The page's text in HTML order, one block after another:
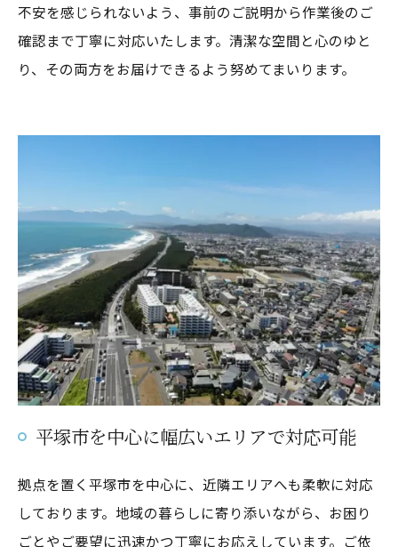
不安を感じられないよう、事前のご説明から作業後のご
確認まで丁寧に対応いたします。清潔な空間と心のゆと
り、その両方をお届けできるよう努めてまいります。
平塚市を中心に幅広いエリアで対応可能
拠点を置く平塚市を中心に、近隣エリアへも柔軟に対応
しております。地域の暮らしに寄り添いながら、お困り
ごとやご要望に迅速かつ丁寧にお応えしています。ご依